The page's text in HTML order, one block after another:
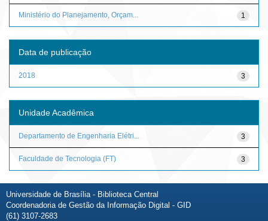
1
Ministério do Planejamento, Orçam...
Data de publicação
3
2018
Unidade Acadêmica
3
Departamento de Engenharia Elétri...
3
Faculdade de Tecnologia (FT)
Universidade de Brasília - Biblioteca Central
Coordenadoria de Gestão da Informação Digital - GID
(61) 3107-2683